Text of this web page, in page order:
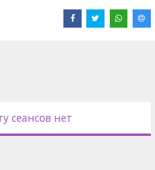
по ощущению, фильм
реальность, в которой дуализм
его автор, Янн Мартел,
с субтитрами на латышском и
сеансов нет